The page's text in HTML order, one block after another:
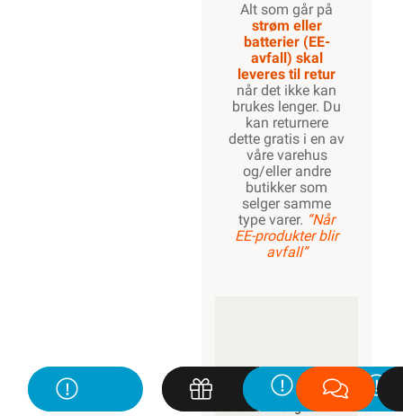
Alt som går på
strøm eller
batterier (EE-
avfall) skal
leveres til retur
når det ikke kan
brukes lenger. Du
kan returnere
dette gratis i en av
våre varehus
og/eller andre
butikker som
selger samme
type varer. “Når
EE-produkter blir
avfall”
KUNDESERVICE
Trenger du